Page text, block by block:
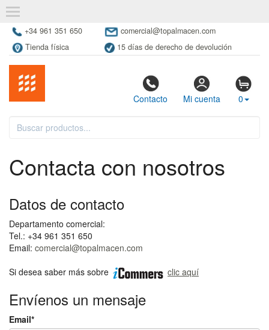
+34 961 351 650
comercial@topalmacen.com
Tienda física
15 días de derecho de devolución
Contacto Mi cuenta 0
Contacta con nosotros
Datos de contacto
Departamento comercial:
Tel.: +34 961 351 650
Email: comercial@topalmacen.com
Si desea saber más sobre
clic aquí
Envíenos un mensaje
Email*